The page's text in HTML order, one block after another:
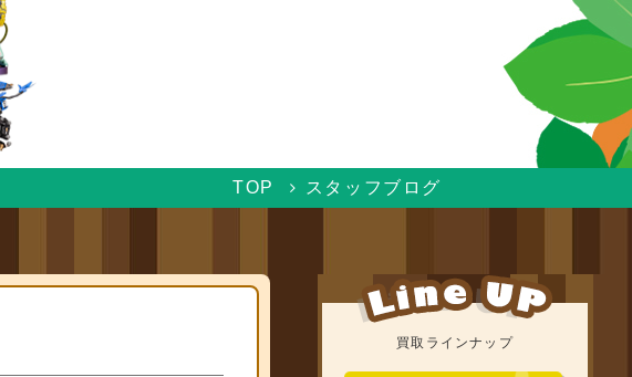
TOP スタッフブログ
買取ラインナップ